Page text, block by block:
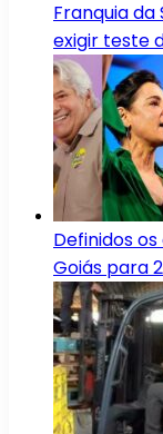
Franquia
exigir teste
Definidos
Goiás para